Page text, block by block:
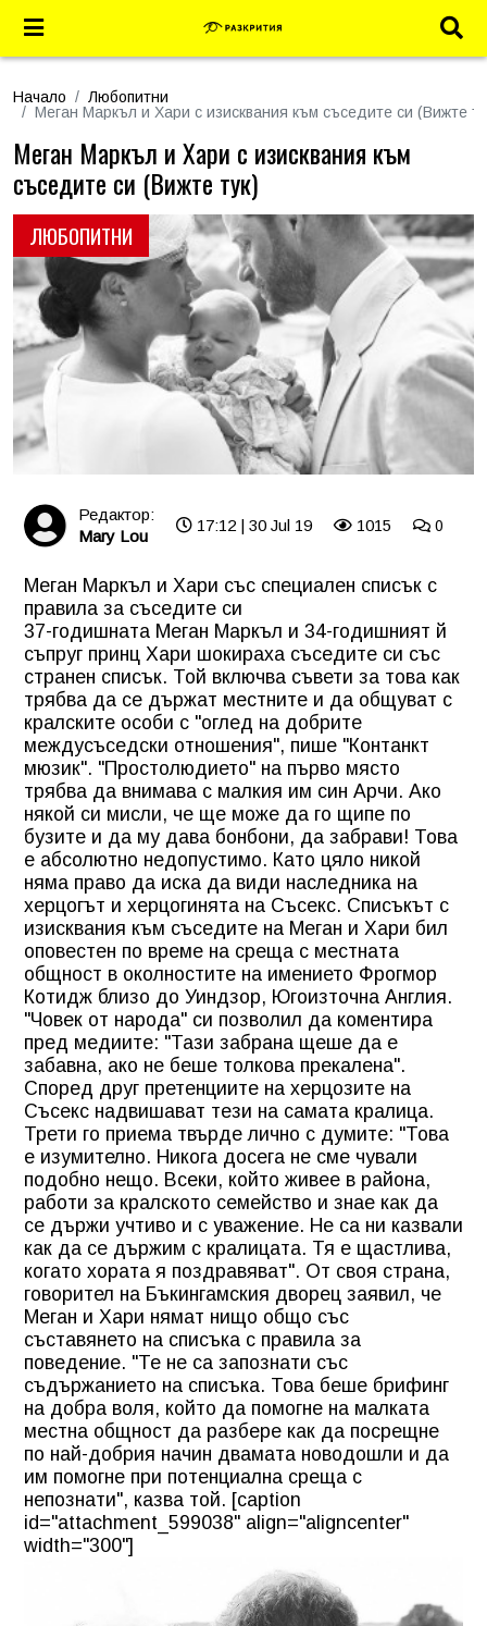
Начало
Любопитни
Меган Маркъл и Хари с изисквания към съседите си (Вижте
ЛЮБОПИТНИ
Меган Маркъл и Хари с изисквания към
съседите си (Вижте тук)
Редактор:
Mary Lou
17:12 | 30 Jul 19 1015 0
Меган Маркъл и Хари със специален списък с
правила за съседите си
37-годишната Меган Маркъл и 34-годишният й
съпруг принц Хари шокираха съседите си със
странен списък. Той включва съвети за това как
трябва да се държат местните и да общуват с
кралските особи с "оглед на добрите
междусъседски отношения", пише "Контанкт
мюзик". "Простолюдието" на първо място
трябва да внимава с малкия им син Арчи. Ако
някой си мисли, че ще може да го щипе по
бузите и да му дава бонбони, да забрави! Това
е абсолютно недопустимо. Като цяло никой
няма право да иска да види наследника на
херцогът и херцогинята на Съсекс. Списъкът с
изисквания към съседите на Меган и Хари бил
оповестен по време на среща с местната
общност в околностите на имението Фрогмор
Котидж близо до Уиндзор, Югоизточна Англия.
"Човек от народа" си позволил да коментира
пред медиите: "Тази забрана щеше да е
забавна, ако не беше толкова прекалена".
Според друг претенциите на херцозите на
Съсекс надвишават тези на самата кралица.
Трети го приема твърде лично с думите: "Това
е изумително. Никога досега не сме чували
подобно нещо. Всеки, който живее в района,
работи за кралското семейство и знае как да
се държи учтиво и с уважение. Не са ни казвали
как да се държим с кралицата. Тя е щастлива,
когато хората я поздравяват". От своя страна,
говорител на Бъкингамския дворец заявил, че
Меган и Хари нямат нищо общо със
съставянето на списъка с правила за
поведение. "Те не са запознати със
съдържанието на списъка. Това беше брифинг
на добра воля, който да помогне на малката
местна общност да разбере как да посрещне
по най-добрия начин двамата новодошли и да
им помогне при потенциална среща с
непознати", казва той. [caption
id="attachment_599038" align="aligncenter"
width="300"]